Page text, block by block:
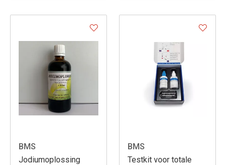
BMS
Jodiumoplossing
BMS
Testkit voor totale